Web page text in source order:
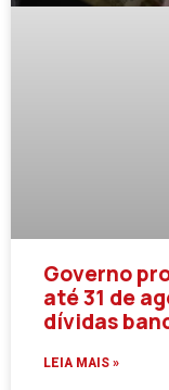
Governo
até 31 de
dívidas
LEIA MAIS »